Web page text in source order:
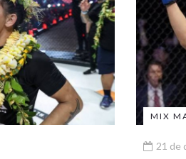
MIX
21 de